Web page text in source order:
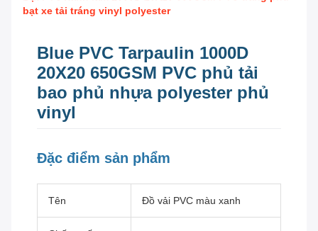
bạt xe tải tráng vinyl polyester
Blue PVC Tarpaulin 1000D
20X20 650GSM PVC phủ tải
bao phủ nhựa polyester phủ
vinyl
Đặc điểm sản phẩm
Tên Đồ vải PVC màu xanh